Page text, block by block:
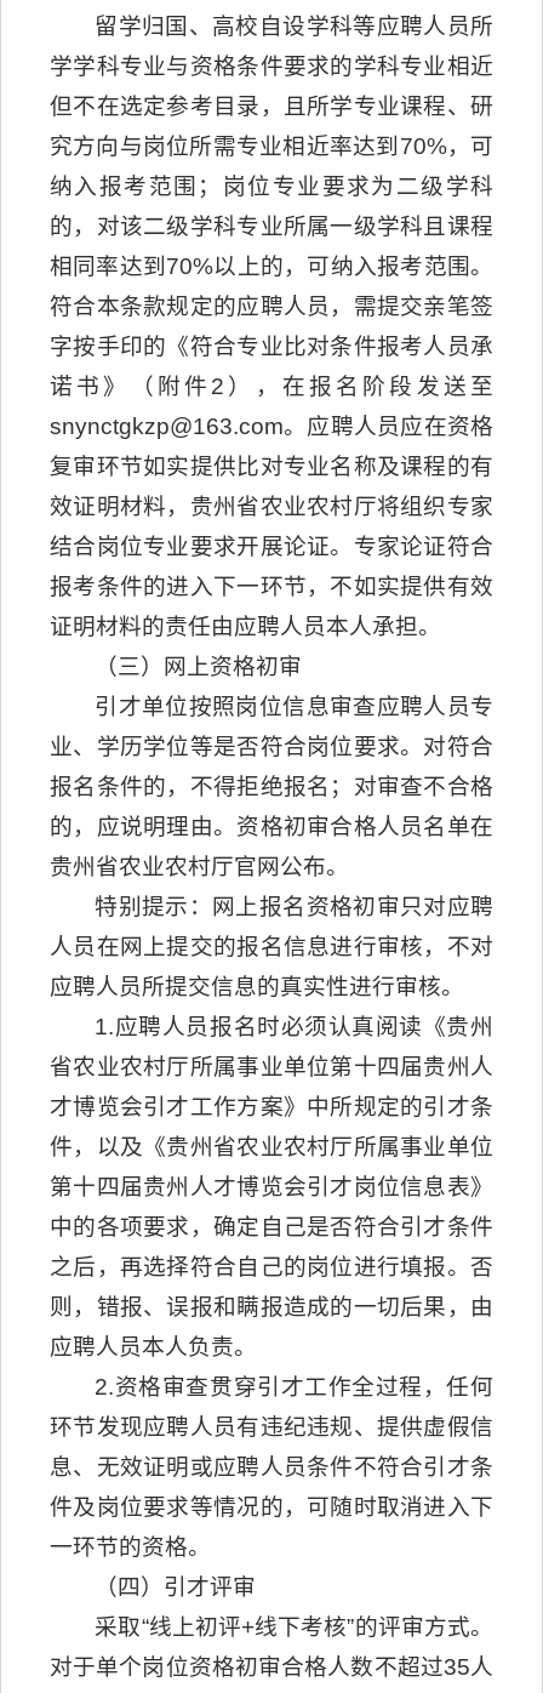
留学归国、高校自设学科等应聘人员所
学学科专业与资格条件要求的学科专业相近
但不在选定参考目录，且所学专业课程、研
究方向与岗位所需专业相近率达到70%，可
纳入报考范围；岗位专业要求为二级学科
的，对该二级学科专业所属一级学科且课程
相同率达到70%以上的，可纳入报考范围。
符合本条款规定的应聘人员，需提交亲笔签
字按手印的《符合专业比对条件报考人员承
诺书》（附件2），在报名阶段发送至
snynctgkzp@163.com。应聘人员应在资格
复审环节如实提供比对专业名称及课程的有
效证明材料，贵州省农业农村厅将组织专家
结合岗位专业要求开展论证。专家论证符合
报考条件的进入下一环节，不如实提供有效
证明材料的责任由应聘人员本人承担。
（三）网上资格初审
引才单位按照岗位信息审查应聘人员专
业、学历学位等是否符合岗位要求。对符合
报名条件的，不得拒绝报名；对审查不合格
的，应说明理由。资格初审合格人员名单在
贵州省农业农村厅官网公布。
特别提示：网上报名资格初审只对应聘
人员在网上提交的报名信息进行审核，不对
应聘人员所提交信息的真实性进行审核。
1.应聘人员报名时必须认真阅读《贵州
省农业农村厅所属事业单位第十四届贵州人
才博览会引才工作方案》中所规定的引才条
件，以及《贵州省农业农村厅所属事业单位
第十四届贵州人才博览会引才岗位信息表》
中的各项要求，确定自己是否符合引才条件
之后，再选择符合自己的岗位进行填报。否
则，错报、误报和瞒报造成的一切后果，由
应聘人员本人负责。
2.资格审查贯穿引才工作全过程，任何
环节发现应聘人员有违纪违规、提供虚假信
息、无效证明或应聘人员条件不符合引才条
件及岗位要求等情况的，可随时取消进入下
一环节的资格。
（四）引才评审
采取“线上初评+线下考核”的评审方式。
对于单个岗位资格初审合格人数不超过35人